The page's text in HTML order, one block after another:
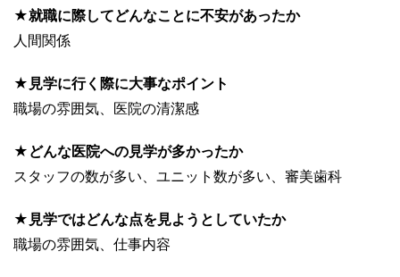
★就職に際してどんなことに不安があったか
人間関係
★見学に行く際に大事なポイント
職場の雰囲気、医院の清潔感
★どんな医院への見学が多かったか
スタッフの数が多い、ユニット数が多い、審美歯科
★見学ではどんな点を見ようとしていたか
職場の雰囲気、仕事内容